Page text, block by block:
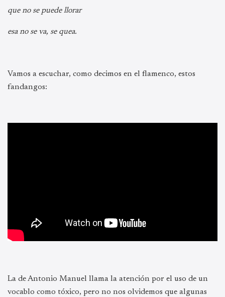
que no se puede llorar
esa no se va, se quea.
Vamos a escuchar, como decimos en el flamenco, estos
fandangos:
La de Antonio Manuel llama la atención por el uso de un
vocablo como tóxico, pero no nos olvidemos que algunas